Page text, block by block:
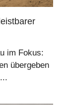
im Fokus:
übergeben